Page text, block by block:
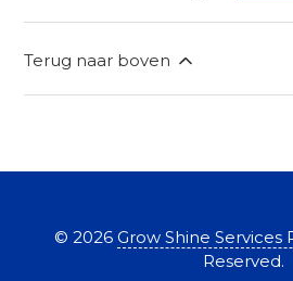
Terug naar boven
© 2026 Grow Shine Services
Reserved.